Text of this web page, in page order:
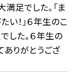
足でした。「ま
い！」６年生のこ
した。６年生の
ありがとうござ